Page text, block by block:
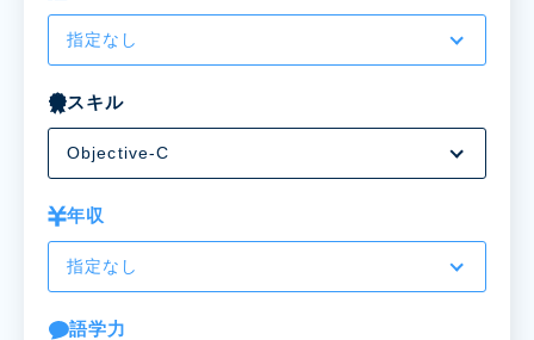
指定なし
スキル
Objective-C
年収
指定なし
語学力